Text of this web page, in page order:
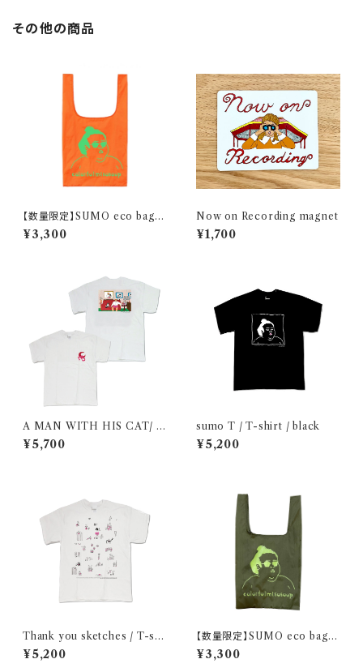
その他の商品
【数量限定】SUMO eco bag /
orange
¥3,300
Now on Recording magnet
¥1,700
A MAN WITH HIS CAT/ T
-shirt
¥5,700
sumo T / T-shirt / black
¥5,200
Thank you sketches / T-shi
rt
¥5,200
【数量限定】SUMO eco bag /
olive
¥3,300